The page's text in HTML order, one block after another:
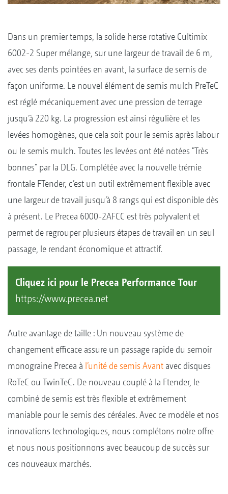
Dans un premier temps, la solide herse rotative Cultimix
6002-2 Super mélange, sur une largeur de travail de 6 m,
avec ses dents pointées en avant, la surface de semis de
façon uniforme. Le nouvel élément de semis mulch PreTeC
est réglé mécaniquement avec une pression de terrage
jusqu’à 220 kg. La progression est ainsi régulière et les
levées homogènes, que cela soit pour le semis après labour
ou le semis mulch. Toutes les levées ont été notées "Très
bonnes" par la DLG. Complétée avec la nouvelle trémie
frontale FTender, c’est un outil extrêmement flexible avec
une largeur de travail jusqu’à 8 rangs qui est disponible dès
à présent. Le Precea 6000-2AFCC est très polyvalent et
permet de regrouper plusieurs étapes de travail en un seul
passage, le rendant économique et attractif.
Cliquez ici pour le Precea Performance Tour
https://www.precea.net
Autre avantage de taille : Un nouveau système de
changement efficace assure un passage rapide du semoir
monograine Precea à l’unité de semis Avant avec disques
RoTeC ou TwinTeC. De nouveau couplé à la Ftender, le
combiné de semis est très flexible et extrêmement
maniable pour le semis des céréales. Avec ce modèle et nos
innovations technologiques, nous complétons notre offre
et nous nous positionnons avec beaucoup de succès sur
ces nouveaux marchés.